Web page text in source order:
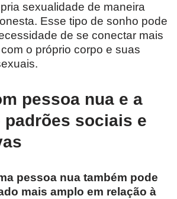
sexualidade de maneira
Esse tipo de sonho pode
de se conectar mais
o próprio corpo e suas
pessoa nua e a
padrões sociais e
pessoa nua também pode
mais amplo em relação à